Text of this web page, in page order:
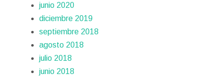
junio 2020
diciembre 2019
septiembre 2018
agosto 2018
julio 2018
junio 2018